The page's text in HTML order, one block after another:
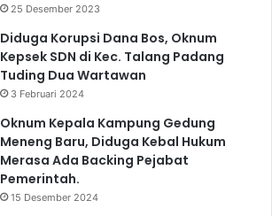
25 Desember 2023
Diduga Korupsi Dana Bos, Oknum
Kepsek SDN di Kec. Talang Padang
Tuding Dua Wartawan
3 Februari 2024
Oknum Kepala Kampung Gedung
Meneng Baru, Diduga Kebal Hukum
Merasa Ada Backing Pejabat
Pemerintah.
15 Desember 2024